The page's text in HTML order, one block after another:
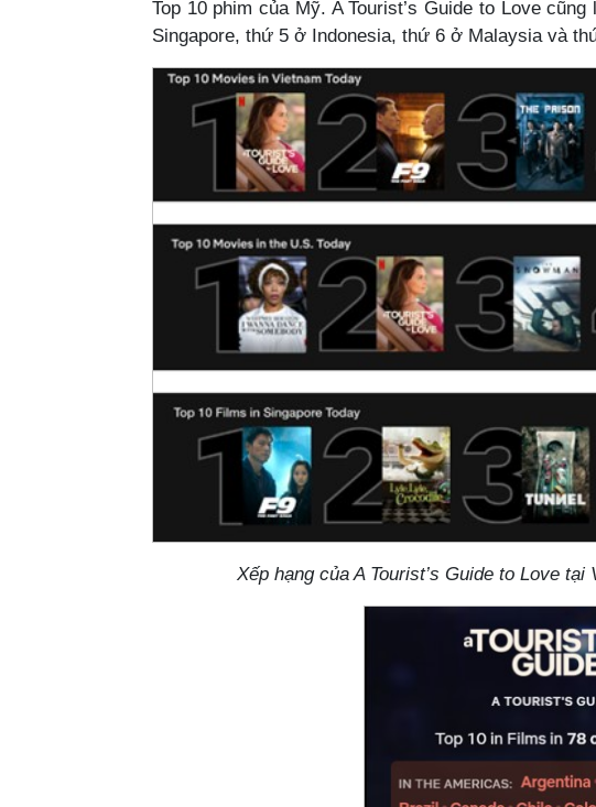
Top 10 phim của Mỹ. A Tourist’s Guide to Love
Singapore, thứ 5 ở Indonesia, thứ 6 ở Malaysia và
Xếp hạng của A Tourist’s Guide to Love